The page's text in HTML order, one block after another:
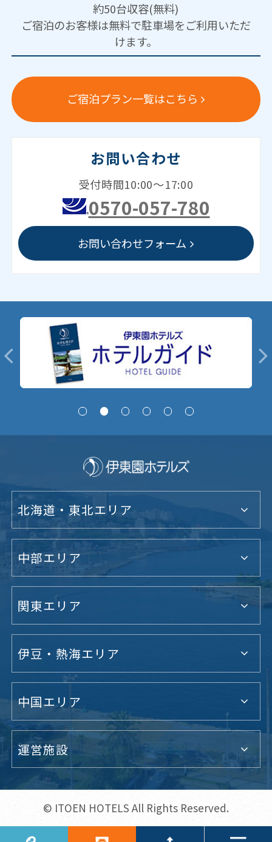
約50台収容(無料)
ご宿泊のお客様は無料で駐車場をご利用いただ
けます。
ご宿泊プラン一覧はこちら
お問い合わせ
受付時間10:00～17:00
0570-057-780
お問い合わせフォーム
北海道・東北エリア
中部エリア
関東エリア
伊豆・熱海エリア
中国エリア
運営施設
© ITOEN HOTELS All Rights Reserved.